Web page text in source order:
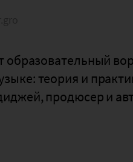
образовательный
теория и
продюсер и